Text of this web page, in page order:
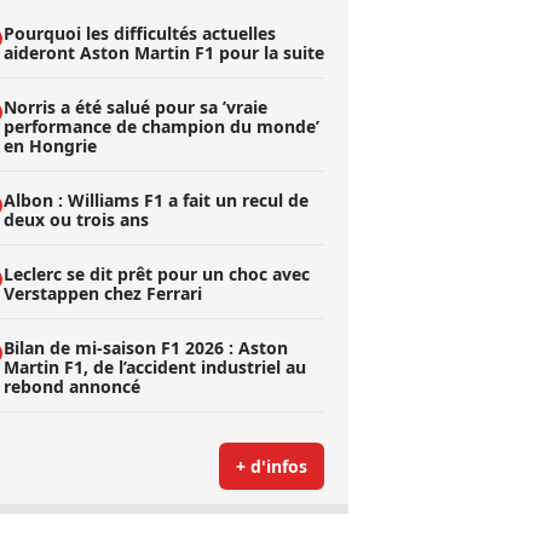
Pourquoi les difficultés actuelles
aideront Aston Martin F1 pour la suite
Norris a été salué pour sa ’vraie
performance de champion du monde’
en Hongrie
Albon : Williams F1 a fait un recul de
deux ou trois ans
Leclerc se dit prêt pour un choc avec
Verstappen chez Ferrari
Bilan de mi-saison F1 2026 : Aston
Martin F1, de l’accident industriel au
rebond annoncé
+ d'infos